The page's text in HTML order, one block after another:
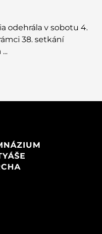
odehrála v sobotu 4.
38. setkání